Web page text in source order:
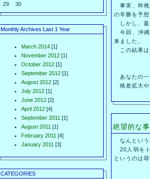
29
30
Monthly Archives Last 1 Year
March 2014 [1]
November 2012 [1]
October 2012 [1]
September 2012 [1]
August 2012 [2]
July 2012 [1]
June 2012 [2]
April 2012 [4]
September 2011 [1]
August 2011 [1]
February 2011 [4]
January 2011 [3]
CATEGORIES
事実、昨晩
の辛勝を予
しかし、蓋
今回、沖縄
来ました。
この結果は
あなたの一
格差拡大や
絶望的な
なんという
20人弱をト
というのは